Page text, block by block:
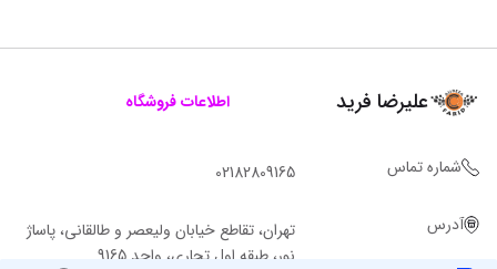
علیرضا فرید اطلاعات فروشگاه
شماره تماس 02182809165
آدرس
تهران، تقاطع خیابان ولیعصر و طالقانی، پاساژ
نور، طبقه اول تجاری، واحد 9165